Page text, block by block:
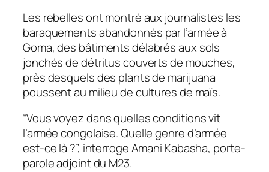
Les rebelles ont montré aux journalistes les
baraquements abandonnés par l’armée à
Goma, des bâtiments délabrés aux sols
jonchés de détritus couverts de mouches,
près desquels des plants de marijuana
poussent au milieu de cultures de maïs.
“Vous voyez dans quelles conditions vit
l’armée congolaise. Quelle genre d’armée
est-ce là ?”, interroge Amani Kabasha, porte-
parole adjoint du M23.